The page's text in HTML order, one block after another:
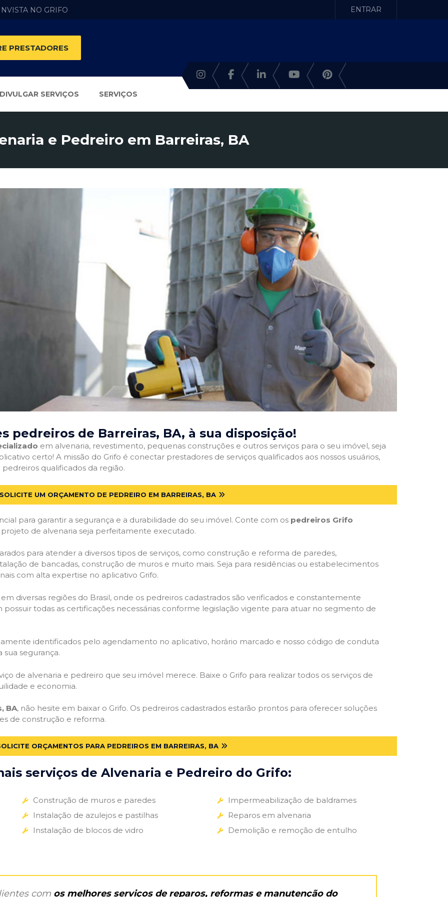
NO GRIFO ENTRAR
PRESTADORES
DIVULGAR SERVIÇOS SERVIÇOS
e Pedreiro em Barreiras, BA
pedreiros de Barreiras, BA, à sua disposição!
em alvenaria, revestimento, pequenas construções e outros serviços para o seu imóvel, seja
certo! A missão do Grifo é conectar prestadores de serviços qualificados aos nossos usuários,
qualificados da região.
UM ORÇAMENTO DE PEDREIRO EM BARREIRAS, BA
para garantir a segurança e a durabilidade do seu imóvel. Conte com os pedreiros Grifo
de alvenaria seja perfeitamente executado.
para atender a diversos tipos de serviços, como construção e reforma de paredes,
de bancadas, construção de muros e muito mais. Seja para residências ou estabelecimentos
com alta expertise no aplicativo Grifo.
diversas regiões do Brasil, onde os pedreiros cadastrados são verificados e constantemente
possuir todas as certificações necessárias conforme legislação vigente para atuar no segmento de
identificados pelo agendamento no aplicativo, horário marcado e nosso código de conduta
segurança.
de alvenaria e pedreiro que seu imóvel merece. Baixe o Grifo para realizar todos os serviços de
e economia.
BA, não hesite em baixar o Grifo. Os pedreiros cadastrados estarão prontos para oferecer soluções
de construção e reforma.
ORÇAMENTOS PARA PEDREIROS EM BARREIRAS, BA
serviços de Alvenaria e Pedreiro do Grifo:
Construção de muros e paredes
Instalação de azulejos e pastilhas
Instalação de blocos de vidro
Impermeabilização de baldrames
Reparos em alvenaria
Demolição e remoção de entulho
com os melhores serviços de reparos, reformas e manutenção do